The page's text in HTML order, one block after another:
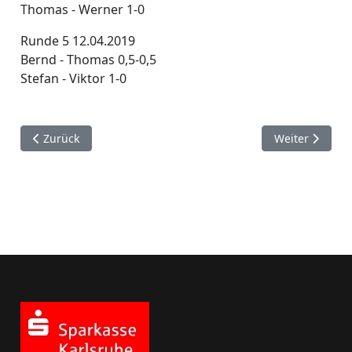
Thomas - Werner 1-0
Runde 5 12.04.2019
Bernd - Thomas 0,5-0,5
Stefan - Viktor 1-0
Vorheriger Beitrag: Schnellschach 18/19
Zurück Nächster
Weiter